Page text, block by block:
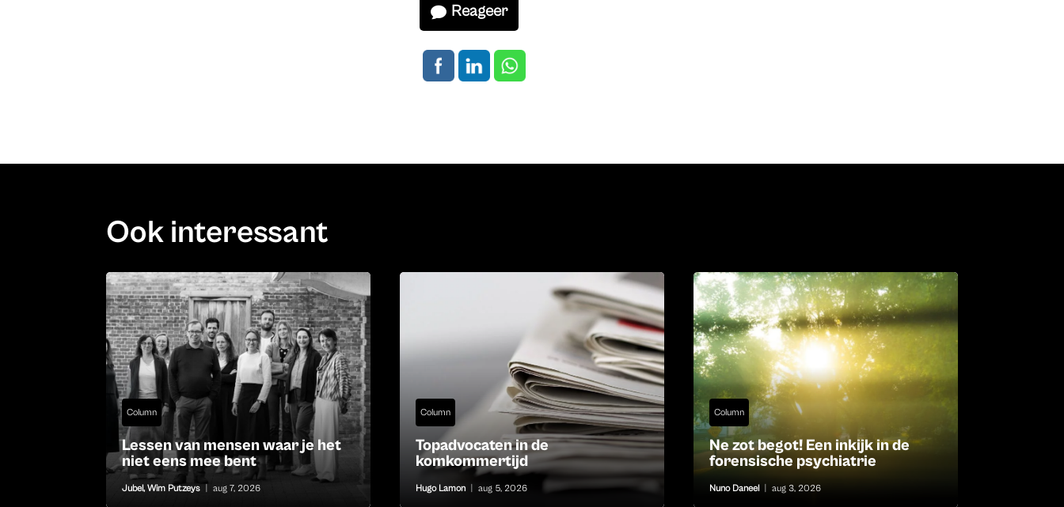
Reageer
Ook interessant
Column
Lessen van mensen waar je het
niet eens mee bent
Jubel,Wim Putzeys aug 7, 2026
Column
Topadvocaten in de
komkommertijd
Hugo Lamon aug 5, 2026
Column
Ne zot begot! Een inkijk in de
forensische psychiatrie
Nuno Daneel aug 3, 2026